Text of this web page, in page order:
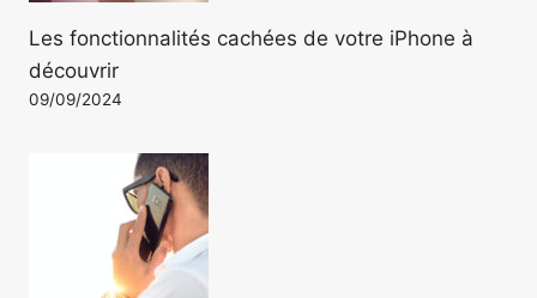
Les fonctionnalités cachées de votre iPhone à
découvrir
09/09/2024